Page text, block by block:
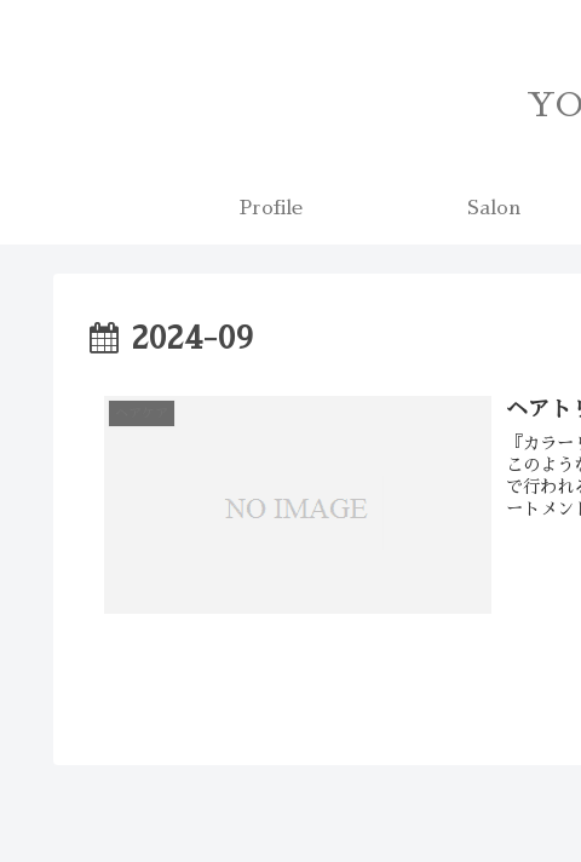
Profile Salon
2024-09
ヘアト
『カラ
このよ
で行われ
ートメン